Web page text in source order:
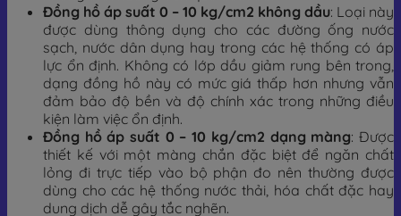
Đồng hồ áp suất 0 – 10 kg/cm2 không dầu: Loại này
được dùng thông dụng cho các đường ống nước
sạch, nước dân dụng hay trong các hệ thống có áp
lực ổn định. Không có lớp dầu giảm rung bên trong,
dạng đồng hồ này có mức giá thấp hơn nhưng vẫn
đảm bảo độ bền và độ chính xác trong những điều
kiện làm việc ổn định.
Đồng hồ áp suất 0 – 10 kg/cm2 dạng màng: Được
thiết kế với một màng chắn đặc biệt để ngăn chất
lỏng đi trực tiếp vào bộ phận đo nên thường được
dùng cho các hệ thống nước thải, hóa chất đặc hay
dung dịch dễ gây tắc nghẽn.